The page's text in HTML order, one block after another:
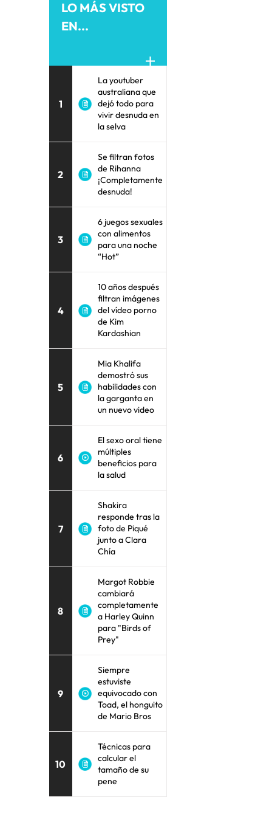
LO MÁS VISTO
EN...
1
La youtuber
australiana que
dejó todo para
vivir desnuda en
la selva
2
Se filtran fotos
de Rihanna
¡Completamente
desnuda!
3
6 juegos sexuales
con alimentos
para una noche
“Hot”
4
10 años después
filtran imágenes
del vídeo porno
de Kim
Kardashian
5
Mia Khalifa
demostró sus
habilidades con
la garganta en
un nuevo video
6
El sexo oral tiene
múltiples
beneficios para
la salud
7
Shakira
responde tras la
foto de Piqué
junto a Clara
Chía
8
Margot Robbie
cambiará
completamente
a Harley Quinn
para "Birds of
Prey"
9
Siempre
estuviste
equivocado con
Toad, el honguito
de Mario Bros
10
Técnicas para
calcular el
tamaño de su
pene